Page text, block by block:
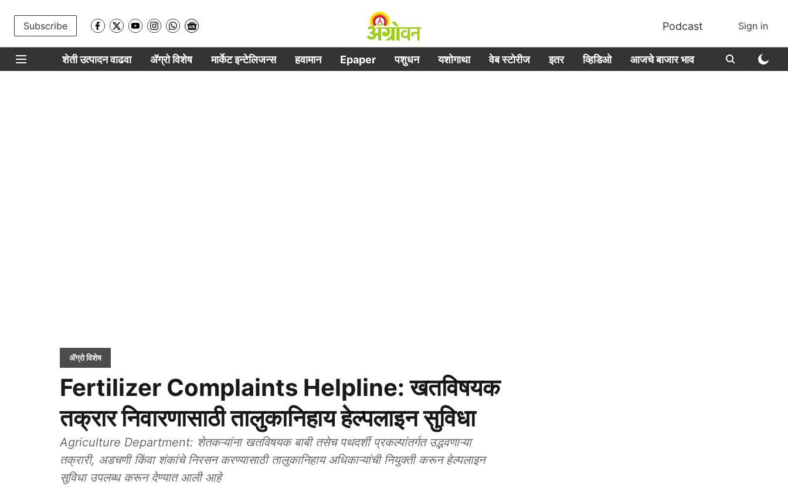
Subscribe Podcast Sign in
शेती उत्पादन वाढवा ॲग्रो विशेष मार्केट इन्टेलिजन्स हवामान Epaper पशुधन यशोगाथा वेब स्टोरीज इतर व्हिडिओ आजचे बाजार भाव
ॲग्रो विशेष
Fertilizer Complaints Helpline: खतविषयक
तक्रार निवारणासाठी तालुकानिहाय हेल्पलाइन सुविधा
Agriculture Department: शेतकऱ्यांना खतविषयक बाबी तसेच पथदर्शी प्रकल्पांतर्गत उद्भवणाऱ्या
तक्रारी, अडचणी किंवा शंकांचे निरसन करण्यासाठी तालुकानिहाय अधिकाऱ्यांची नियुक्ती करून हेल्पलाइन
सुविधा उपलब्ध करून देण्यात आली आहे